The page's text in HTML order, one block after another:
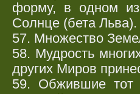
форму, в одном
Солнце (бета Льва).
57. Множество
58. Мудрость
других Миров
59. Обжившие тот